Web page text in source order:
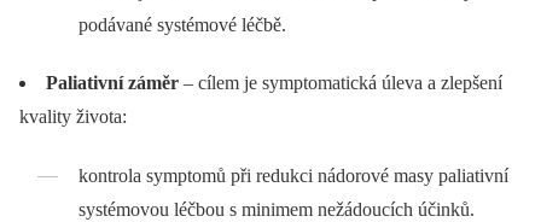
podávané systémové léčbě.
Paliativní záměr –⁠ cílem je symptomatická úleva a zlepšení
kvality života:
kontrola symptomů při redukci nádorové masy paliativní
systémovou léčbou s minimem nežádoucích účinků.